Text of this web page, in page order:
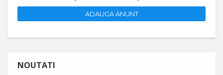
ADAUGA ANUNT
NOUTATI